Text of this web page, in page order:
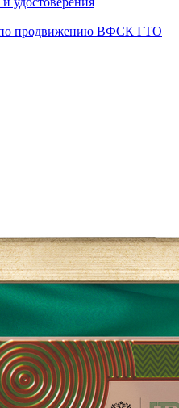
по продвижению ВФСК ГТО